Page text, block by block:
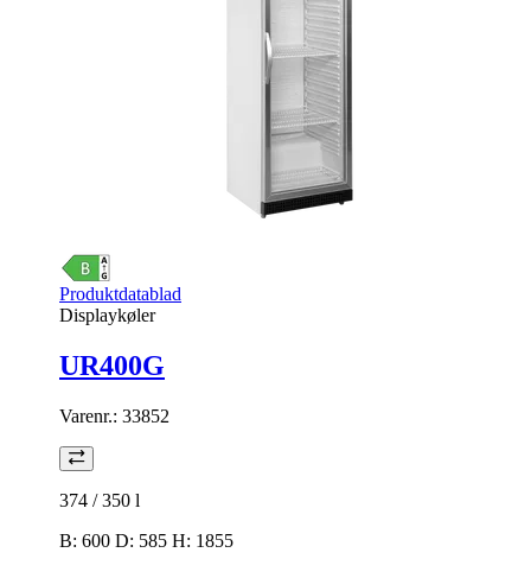
Produktdatablad
Displaykøler
UR400G
Varenr.: 33852
374 / 350 l
B: 600 D: 585 H: 1855